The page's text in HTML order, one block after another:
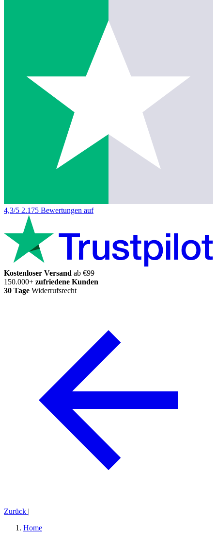
4,3/5 2.175 Bewertungen auf
Kostenloser Versand ab €99
150.000+ zufriedene Kunden
30 Tage Widerrufsrecht
Zurück |
Home